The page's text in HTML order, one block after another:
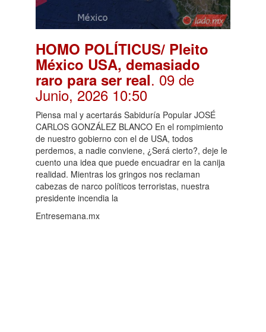
HOMO POLÍTICUS/ Pleito
México USA, demasiado
raro para ser real. 09 de
Junio, 2026 10:50
Piensa mal y acertarás Sabiduría Popular JOSÉ
CARLOS GONZÁLEZ BLANCO En el rompimiento
de nuestro gobierno con el de USA, todos
perdemos, a nadie conviene, ¿Será cierto?, deje le
cuento una idea que puede encuadrar en la canija
realidad. Mientras los gringos nos reclaman
cabezas de narco políticos terroristas, nuestra
presidente incendia la
Entresemana.mx